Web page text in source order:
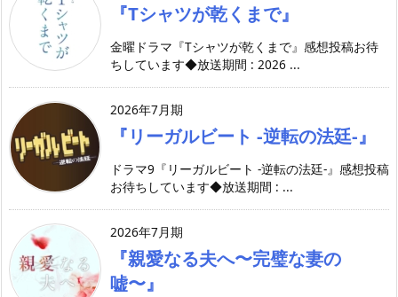
『Tシャツが乾くまで』
金曜ドラマ『Tシャツが乾くまで』感想投稿お待
ちしています◆放送期間 : 2026 ...
2026年7月期
『リーガルビート -逆転の法廷-』
ドラマ9『リーガルビート -逆転の法廷-』感想投稿
お待ちしています◆放送期間 : ...
2026年7月期
『親愛なる夫へ〜完璧な妻の
嘘〜』